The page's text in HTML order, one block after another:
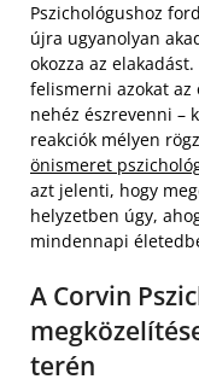
Pszichológushoz
újra ugyanolyan
okozza az
felismerni azokat az
nehéz észrevenni –
reakciók mélyen
önismeret
azt jelenti, hogy
helyzetben úgy,
mindennapi
A Corvin
terén